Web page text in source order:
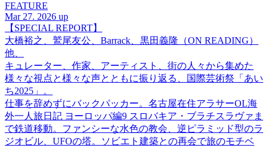
FEATURE
Mar 27. 2026 up
【SPECIAL REPORT】
大橋裕之、鷲尾友公、Barrack、黒田義隆（ON READING）
他、
キュレーター、作家、アーティスト、街の人々から集めた
様々な視点と様々な声とともに振り返る、国際芸術祭「あい
ち2025」。
仕事を辞めずにバックパッカー。名古屋在住アラサーOL海
外一人旅日記 ヨーロッパ編9 スロバキア・ブラチスラヴァま
で鉄道移動。ファンシーな水色の教会、逆ピラミッド型のラ
ジオビル、UFOの塔。ソビエト建築との再会で旅のモチベ